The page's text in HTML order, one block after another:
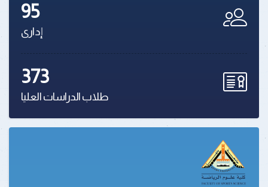
95
إدارى
373
طلاب الدراسات العليا